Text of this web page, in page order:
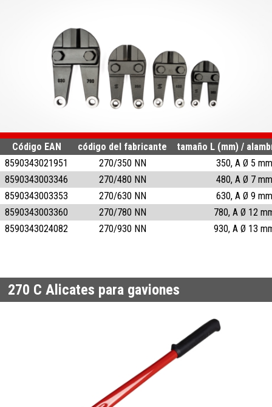
Código EAN código del fabricante
tamaño L (mm) /
8590343021951
270/350 NN
350, A Ø 5 mm
8590343003346
270/480 NN
480, A Ø 7 mm
8590343003353
270/630 NN
630, A Ø 9 mm
8590343003360
270/780 NN
780, A Ø 12
8590343024082
270/930 NN 930, A Ø 13
270 C Alicates para gaviones